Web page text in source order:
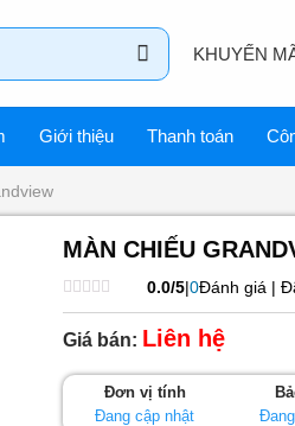
KHUYẾN
Giới thiệu Thanh toán
MÀN CHIẾU
Được
xếp
hạng
5
0.0/5|0Đánh giá |
Giá bán: Liên hệ
Đơn vị tính
Đang cập nhật